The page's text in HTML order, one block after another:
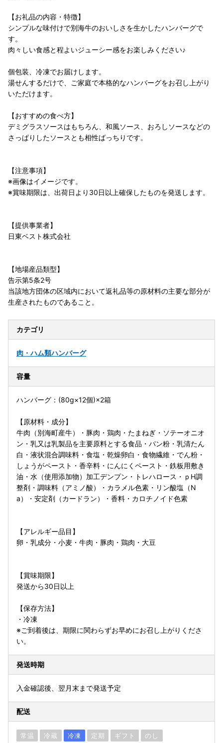
【お礼品の内容・特徴】
シンプルな味付けで別海牛のおいしさを生かしたハンバーグで
す。
肉々しい食感と程よいジューシー感をお楽しみください♪
個包装、冷凍でお届けします。
湯せんするだけで、ご家庭で本格的なハンバーグをお召し上がり
いただけます。
【おすすめの食べ方】
デミグラスソースはもちろん、和風ソース、おろしソースなどの
さっぱりしたソースとも相性ばっちりです。
【注意事項】
※画像はイメージです。
※賞味期限は、出荷日より30日以上確保したものを発送します。
【提供事業者】
日東ベスト株式会社
【地場産品類型】
告示第5条2号
当該地方団体の区域内において返礼品等の原材料の主要な部分が
生産されたものであること。
カテゴリ
肉・ハム類ハンバーグ
容量
ハンバーグ：(80g×12個)×2箱
【原材料・成分】
牛肉（別海町産牛）・豚肉・鶏肉・たまねぎ・ソテーオニオ
ン・乳又は乳製品を主要原料とする食品・パン粉・乳清たん
白・液状混合調味料・食塩・乾燥卵白・食物繊維・でん粉・
しょうがペースト・香辛料・にんにくペースト・鉄板用敷き
油・水（使用添加物）加工デンプン・トレハロース・ｐH調
整剤・調味料（アミノ酸）・カラメル色素・リン酸塩（N
a）・安定剤（カードラン）・香料・カロチノイド色素
【アレルギー品目】
卵・乳成分・小麦・牛肉・豚肉・鶏肉・大豆
【賞味期限】
発送から30日以上
【保存方法】
・冷凍
※ご到着後は、期限に関わらずお早めにお召し上がりくださ
い。
発送時期
入金確認後、翌月末まで発送予定
配送
常温 冷蔵 冷凍 定期 ギフト のし